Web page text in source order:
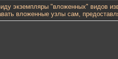
экземпляры "вложенных" видов
вложенные узлы сам,